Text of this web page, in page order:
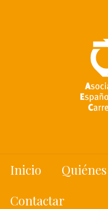
Inicio
Contactar